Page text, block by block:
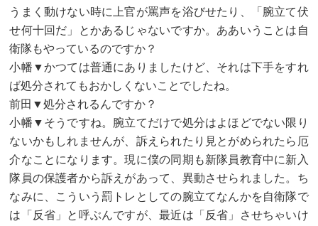
うまく動けない時に上官が罵声を浴びせたり、「腕立て伏
せ何十回だ」とかあるじゃないですか。ああいうことは自
衛隊もやっているのですか？
小幡▼かつては普通にありましたけど、それは下手をすれ
ば処分されてもおかしくないことでしたね。
前田▼処分されるんですか？
小幡▼そうですね。腕立てだけで処分はよほどでない限り
ないかもしれませんが、訴えられたり見とがめられたら厄
介なことになります。現に僕の同期も新隊員教育中に新入
隊員の保護者から訴えがあって、異動させられました。ち
なみに、こういう罰トレとしての腕立てなんかを自衛隊で
は「反省」と呼ぶんですが、最近は「反省」させちゃいけ